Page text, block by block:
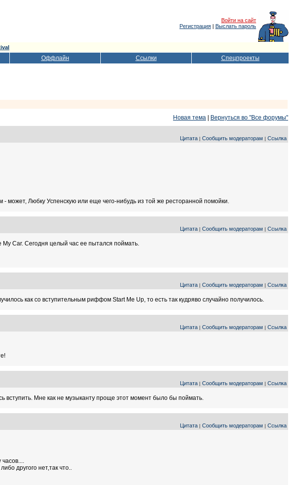
Войти на сайт
Регистрация | Выслать пароль
Оффлайн Ссылки Спецпроекты
Новая тема
Вернуться во "Все форумы"
Цитата | Сообщить модераторам | Ссылка
Любку Успенскую или еще чего-нибудь из той же ресторанной помойки.
Цитата | Сообщить модераторам | Ссылка
My Car. Сегодня целый час ее пытался поймать.
Цитата | Сообщить модераторам | Ссылка
как со вступительным риффом Start Me Up, то есть так кудряво случайно получилось.
Цитата | Сообщить модераторам | Ссылка
Цитата | Сообщить модераторам | Ссылка
вступить. Мне как не музыканту проще этот момент было бы поймать.
Цитата | Сообщить модераторам | Ссылка
часов....
другого нет,так что..